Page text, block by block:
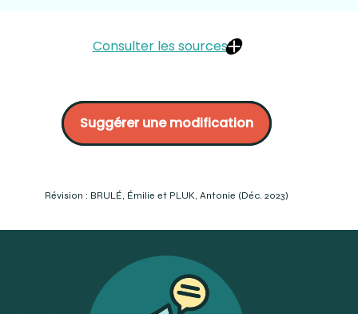
Consulter les sources
médecine dentaire en usage au Québec. Beaupré,
Québec. P.9 et 154
« antagoniste ». Dictionnaire de français Larousse :
pratique. Masson, Paris. P. 6
IRELAND, Robert (2010). « antagonist », Oxford Dictionary
ZWEMER, Tomas J. (1993). « antagonist ». Boucher’s
Terms in all Disciplines of Dentistry. 4e éd.
Suggérer une modification
Révision : BRULÉ, Émilie et PLUK, Antonie (Déc. 2023)